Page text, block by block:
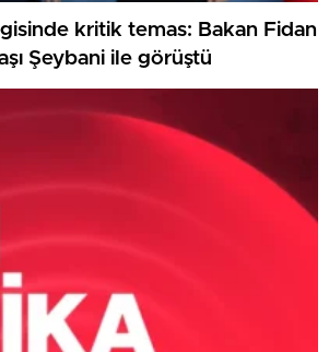
kritik temas: Bakan Fidan
Şeybani ile görüştü